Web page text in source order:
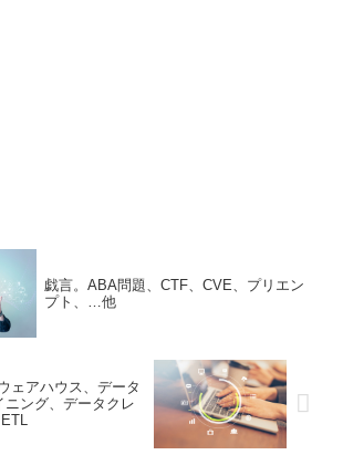
戯言。ABA問題、CTF、CVE、プリエン
プト、…他
ェアハウス、データ
ニング、データクレ